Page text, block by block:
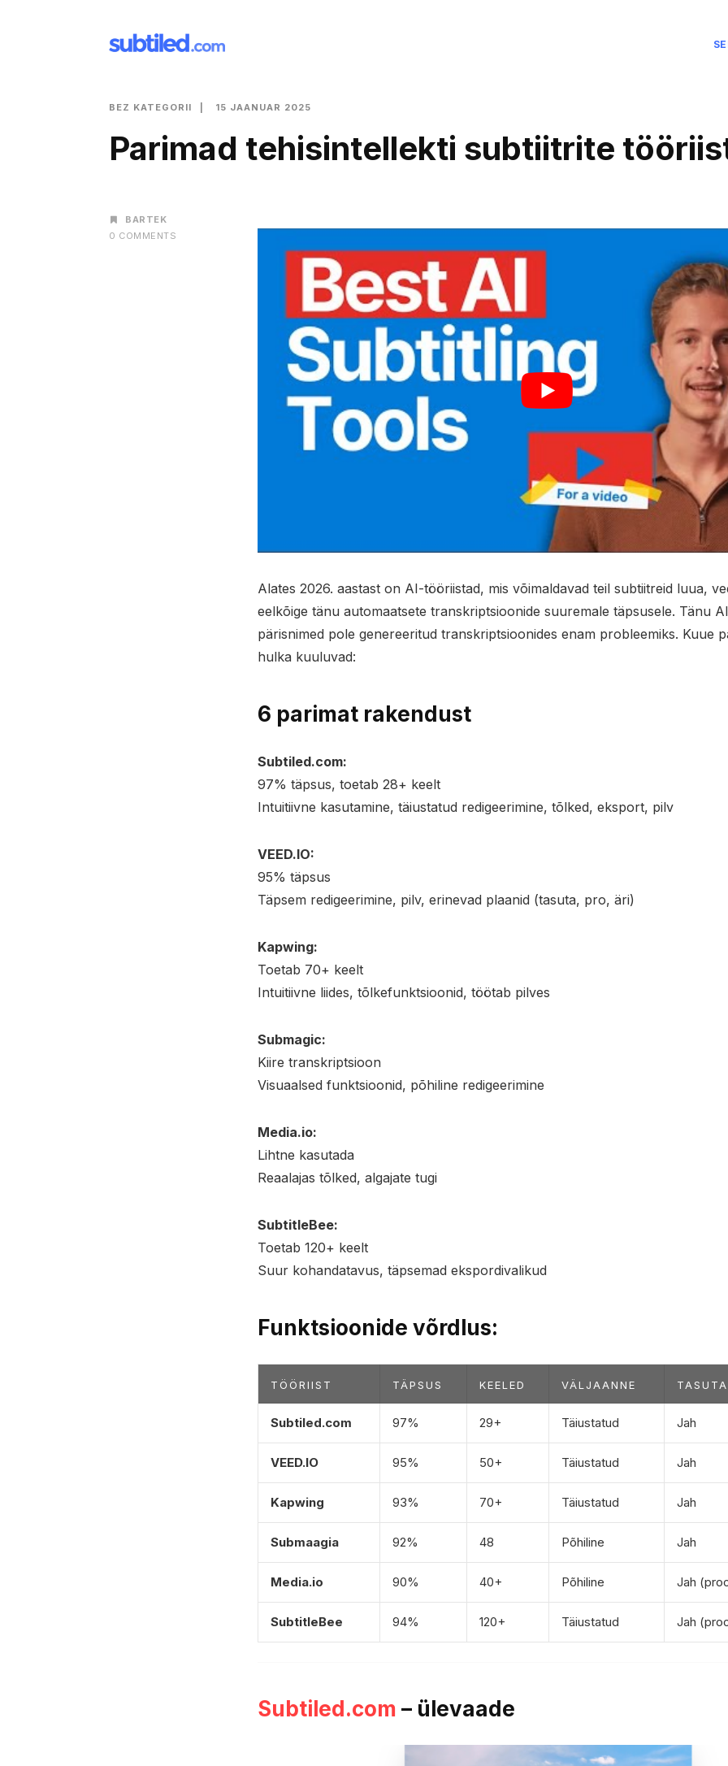
Hrvatski
Română
BEZ KATEGORII 15 JAANUAR 2025
Parimad tehisintellekti subtiitrite
AUTHOR
BARTEK
0 COMMENTS
Alates 2026. aastast on AI-tööriistad, mis võimaldavad teil subtiitreid luua,
eelkõige tänu automaatsete transkriptsioonide suuremale täpsusele. Tänu
pärisnimed pole genereeritud transkriptsioonides enam probleemiks. Kuue
hulka kuuluvad:
6 parimat rakendust
Subtiled.com:
97% täpsus, toetab 28+ keelt
Intuitiivne kasutamine, täiustatud redigeerimine, tõlked, eksport, pilv
VEED.IO:
95% täpsus
Täpsem redigeerimine, pilv, erinevad plaanid (tasuta, pro, äri)
Kapwing:
Toetab 70+ keelt
Intuitiivne liides, tõlkefunktsioonid, töötab pilves
Submagic:
Kiire transkriptsioon
Visuaalsed funktsioonid, põhiline redigeerimine
Media.io:
Lihtne kasutada
Reaalajas tõlked, algajate tugi
SubtitleBee:
Toetab 120+ keelt
Suur kohandatavus, täpsemad ekspordivalikud
Funktsioonide võrdlus:
TÖÖRIIST TÄPSUS KEELED VÄLJAANNE
Subtiled.com 97% 29+ Täiustatud Jah
VEED.IO 95% 50+ Täiustatud Jah
Kapwing 93% 70+ Täiustatud Jah
Submaagia 92% 48 Põhiline Jah
Media.io 90% 40+ Põhiline Jah
SubtitleBee 94% 120+ Täiustatud Jah
Subtiled.com – ülevaade